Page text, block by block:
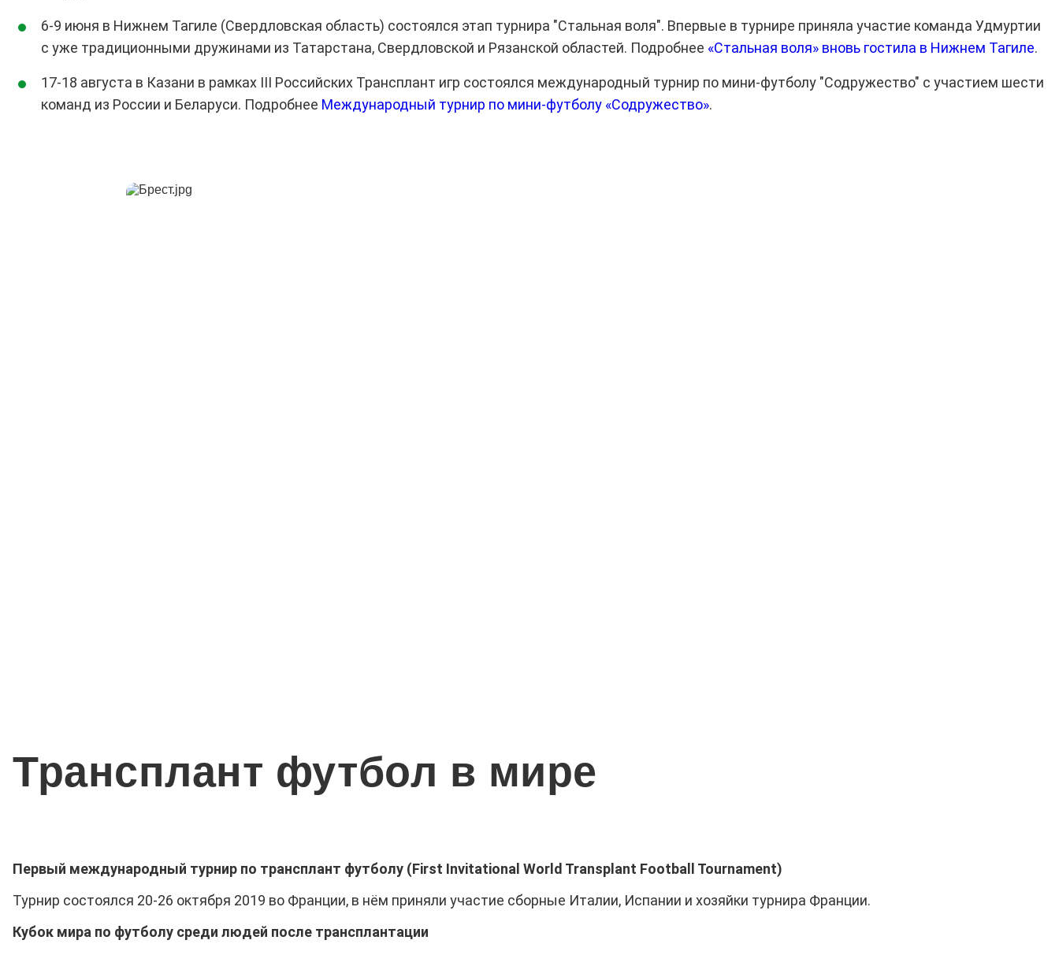
6-9 июня в Нижнем Тагиле (Свердловская область) состоялся этап турнира "Стальная воля". Впервые в турнире приняла участие команда Удмуртии
с уже традиционными дружинами из Татарстана, Свердловской и Рязанской областей. Подробнее «Стальная воля» вновь гостила в Нижнем Тагиле.
17-18 августа в Казани в рамках III Российских Трансплант игр состоялся международный турнир по мини-футболу "Содружество" с участием шести
команд из России и Беларуси. Подробнее Международный турнир по мини-футболу «Содружество».
Трансплант футбол в мире
Первый международный турнир по трансплант футболу (First Invitational World Transplant Football Tournament)
Турнир состоялся 20-26 октября 2019 во Франции, в нём приняли участие сборные Италии, Испании и хозяйки турнира Франции.
Кубок мира по футболу среди людей после трансплантации